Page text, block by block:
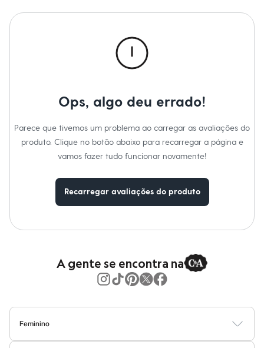
Saídas de praia
Personagens
Shorts e Saias
Em alta
Dia dos Pais
Camisetas e Regatas
Casacos e Jaquetas
Bolsas e Mochilas
Óculos
Relógios
Botas
Altura: 172cm / Busto: 81cm / Cintura: 63cm / Quadril: 88cm.
92% viscose, 8% poliéster
Cuidados com a peca:
Não alvejar.
Secar em secadora.
Secar na vertical.
Passar em temperatura média.
Não limpar a úmido.
Ops, algo deu errado!
Parece que tivemos um problema ao carregar as avaliações do
produto. Clique no botão abaixo para recarregar a página e
vamos fazer tudo funcionar novamente!
Recarregar avaliações do produto
A gente se encontra na
Feminino
BlusasCalçasVestidosSaiasCasacosModa PraiaModa Íntima